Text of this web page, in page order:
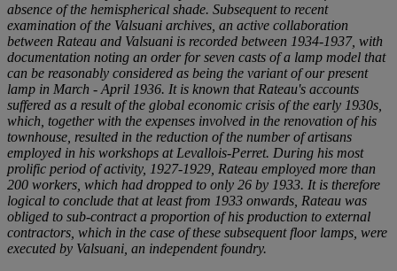
absence of the hemispherical shade. Subsequent to recent
examination of the Valsuani archives, an active collaboration
between Rateau and Valsuani is recorded between 1934-1937, with
documentation noting an order for seven casts of a lamp model that
can be reasonably considered as being the variant of our present
lamp in March - April 1936. It is known that Rateau's accounts
suffered as a result of the global economic crisis of the early 1930s,
which, together with the expenses involved in the renovation of his
townhouse, resulted in the reduction of the number of artisans
employed in his workshops at Levallois-Perret. During his most
prolific period of activity, 1927-1929, Rateau employed more than
200 workers, which had dropped to only 26 by 1933. It is therefore
logical to conclude that at least from 1933 onwards, Rateau was
obliged to sub-contract a proportion of his production to external
contractors, which in the case of these subsequent floor lamps, were
executed by Valsuani, an independent foundry.